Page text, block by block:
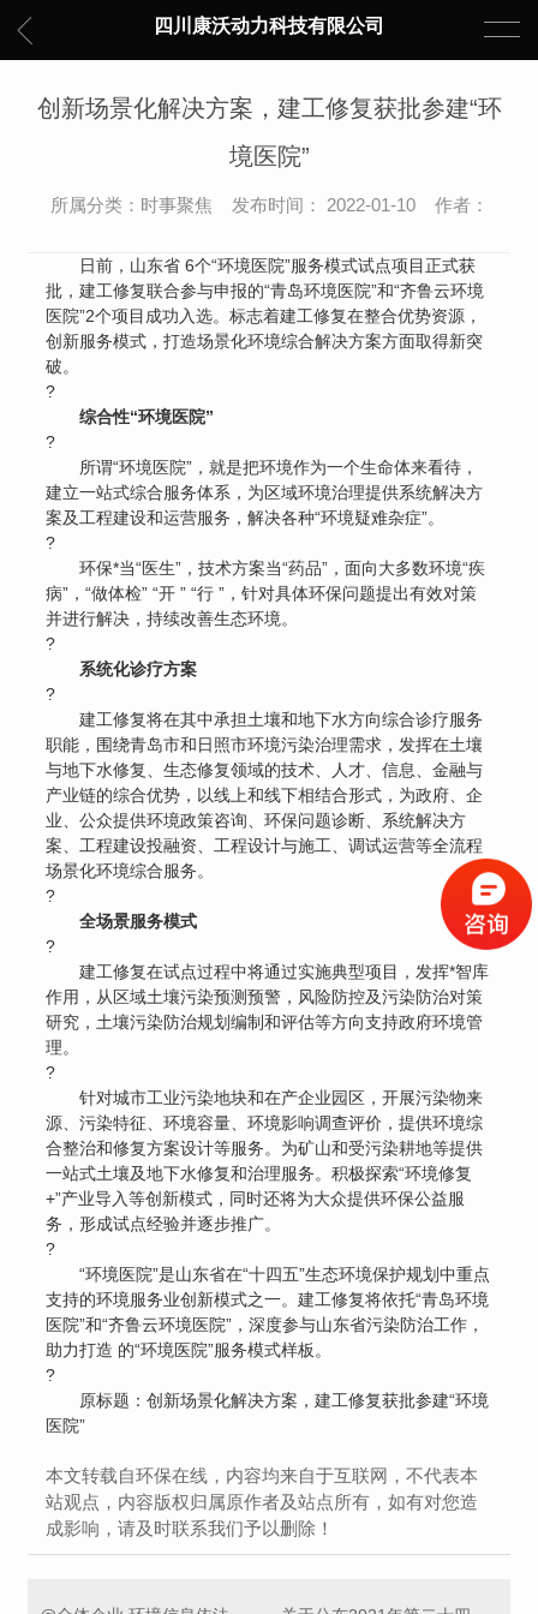
四川康沃动力科技有限公司
创新场景化解决方案，建工修复获批参建“环
境医院”
所属分类：时事聚焦 发布时间： 2022-01-10 作者：
日前，山东省 6个“环境医院”服务模式试点项目正式获
批，建工修复联合参与申报的“青岛环境医院”和“齐鲁云环境
医院”2个项目成功入选。标志着建工修复在整合优势资源，
创新服务模式，打造场景化环境综合解决方案方面取得新突
破。
?
综合性“环境医院”
?
所谓“环境医院”，就是把环境作为一个生命体来看待，
建立一站式综合服务体系，为区域环境治理提供系统解决方
案及工程建设和运营服务，解决各种“环境疑难杂症”。
?
环保*当“医生”，技术方案当“药品”，面向大多数环境“疾
病”，“做体检” “开 ” “行 ”，针对具体环保问题提出有效对策
并进行解决，持续改善生态环境。
?
系统化诊疗方案
?
建工修复将在其中承担土壤和地下水方向综合诊疗服务
职能，围绕青岛市和日照市环境污染治理需求，发挥在土壤
与地下水修复、生态修复领域的技术、人才、信息、金融与
产业链的综合优势，以线上和线下相结合形式，为政府、企
业、公众提供环境政策咨询、环保问题诊断、系统解决方
案、工程建设投融资、工程设计与施工、调试运营等全流程
场景化环境综合服务。
?
全场景服务模式
?
建工修复在试点过程中将通过实施典型项目，发挥*智库
作用，从区域土壤污染预测预警，风险防控及污染防治对策
研究，土壤污染防治规划编制和评估等方向支持政府环境管
理。
?
针对城市工业污染地块和在产企业园区，开展污染物来
源、污染特征、环境容量、环境影响调查评价，提供环境综
合整治和修复方案设计等服务。为矿山和受污染耕地等提供
一站式土壤及地下水修复和治理服务。积极探索“环境修复
+”产业导入等创新模式，同时还将为大众提供环保公益服
务，形成试点经验并逐步推广。
?
“环境医院”是山东省在“十四五”生态环境保护规划中重点
支持的环境服务业创新模式之一。建工修复将依托“青岛环境
医院”和“齐鲁云环境医院”，深度参与山东省污染防治工作，
助力打造 的“环境医院”服务模式样板。
?
原标题：创新场景化解决方案，建工修复获批参建“环境
医院”
本文转载自环保在线，内容均来自于互联网，不代表本
站观点，内容版权归属原作者及站点所有，如有对您造
成影响，请及时联系我们予以删除！